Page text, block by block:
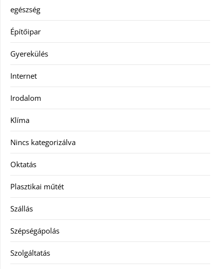
egészség
Építőipar
Gyerekülés
Internet
Irodalom
Klíma
Nincs kategorizálva
Oktatás
Plasztikai műtét
Szállás
Szépségápolás
Szolgáltatás